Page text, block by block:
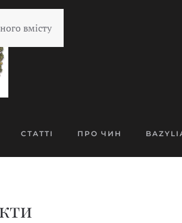
вмісту
СТАТТІ ПРО ЧИН